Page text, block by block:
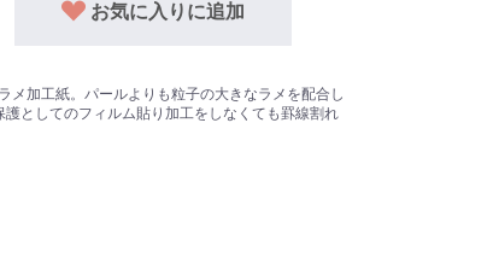
お気に入りに追加
メ加工紙。パールよりも粒子の大きなラメを配合し
としてのフィルム貼り加工をしなくても罫線割れ